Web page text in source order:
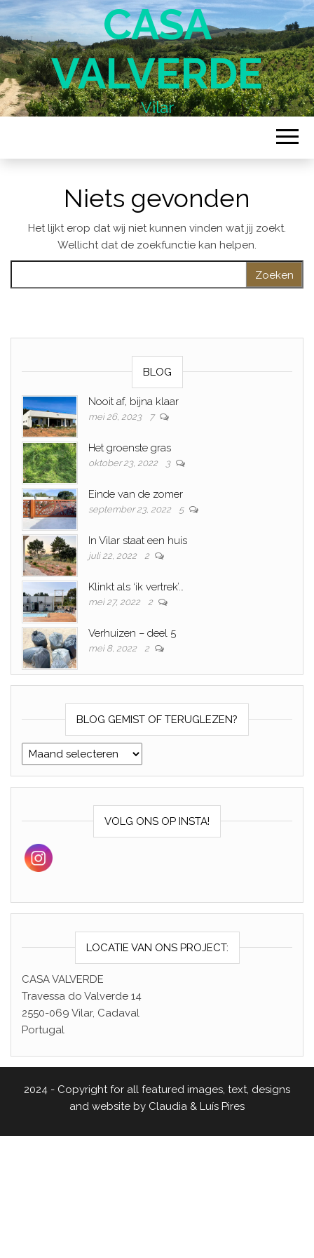
CASA
VALVERDE
Vilar
Niets gevonden
Het lijkt erop dat wij niet kunnen vinden wat jij zoekt.
Wellicht dat de zoekfunctie kan helpen.
BLOG
Nooit af, bijna klaar
mei 26, 2023 7
Het groenste gras
oktober 23, 2022 3
Einde van de zomer
september 23, 2022 5
In Vilar staat een huis
juli 22, 2022 2
Klinkt als ‘ik vertrek’…
mei 27, 2022 2
Verhuizen – deel 5
mei 8, 2022 2
BLOG GEMIST OF TERUGLEZEN?
Blog gemist of teruglezen?
VOLG ONS OP INSTA!
LOCATIE VAN ONS PROJECT:
CASA VALVERDE
Travessa do Valverde 14
2550-069 Vilar, Cadaval
Portugal
2024 - Copyright for all featured images, text, designs
and website by Claudia & Luís Pires